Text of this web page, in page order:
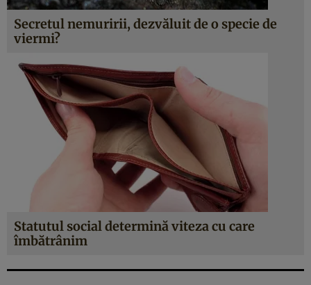
Secretul nemuririi, dezvăluit de o specie de
viermi?
Statutul social determină viteza cu care
îmbătrânim